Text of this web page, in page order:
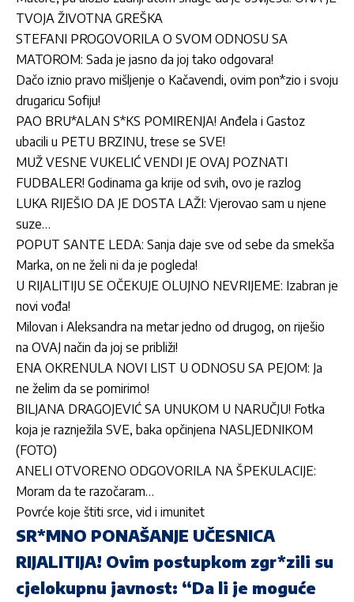
TVOJA ŽIVOTNA GREŠKA
STEFANI PROGOVORILA O SVOM ODNOSU SA
MATOROM: Sada je jasno da joj tako odgovara!
Dačo iznio pravo mišljenje o Kačavendi, ovim pon*zio i svoju
drugaricu Sofiju!
PAO BRU*ALAN S*KS POMIRENJA! Anđela i Gastoz
ubacili u PETU BRZINU, trese se SVE!
MUŽ VESNE VUKELIĆ VENDI JE OVAJ POZNATI
FUDBALER! Godinama ga krije od svih, ovo je razlog
LUKA RIJEŠIO DA JE DOSTA LAŽI: Vjerovao sam u njene
suze…
POPUT SANTE LEDA: Sanja daje sve od sebe da smekša
Marka, on ne želi ni da je pogleda!
U RIJALITIJU SE OČEKUJE OLUJNO NEVRIJEME: Izabran je
novi vođa!
Milovan i Aleksandra na metar jedno od drugog, on riješio
na OVAJ način da joj se približi!
ENA OKRENULA NOVI LIST U ODNOSU SA PEJOM: Ja
ne želim da se pomirimo!
BILJANA DRAGOJEVIĆ SA UNUKOM U NARUČJU! Fotka
koja je raznježila SVE, baka opčinjena NASLJEDNIKOM
(FOTO)
ANELI OTVORENO ODGOVORILA NA ŠPEKULACIJE:
Moram da te razočaram…
Povrće koje štiti srce, vid i imunitet
SR*MNO PONAŠANJE UČESNICA
RIJALITIJA! Ovim postupkom zgr*zili su
cjelokupnu javnost: “Da li je moguće